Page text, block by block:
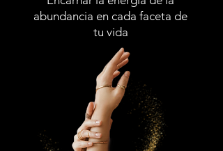
abundancia en cada faceta de
tu vida